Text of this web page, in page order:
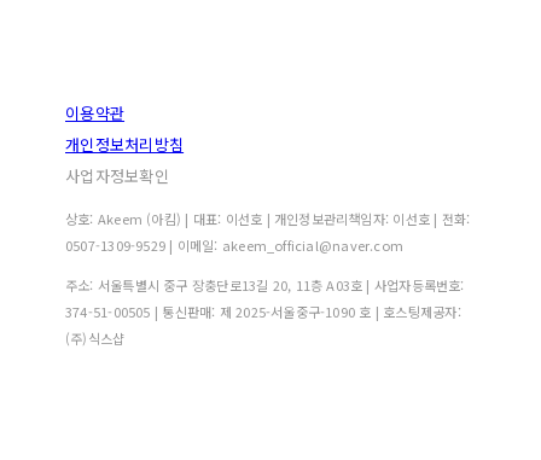
이용약관
개인정보처리방침
사업자정보확인
상호: Akeem (아킴) | 대표: 이선호 | 개인정보관리책임자: 이선호 | 전화:
0507-1309-9529 | 이메일: akeem_official@naver.com
주소: 서울특별시 중구 장충단로13길 20, 11층 A03호 | 사업자등록번호:
374-51-00505 | 통신판매: 제 2025-서울중구-1090 호 | 호스팅제공자:
(주)식스샵